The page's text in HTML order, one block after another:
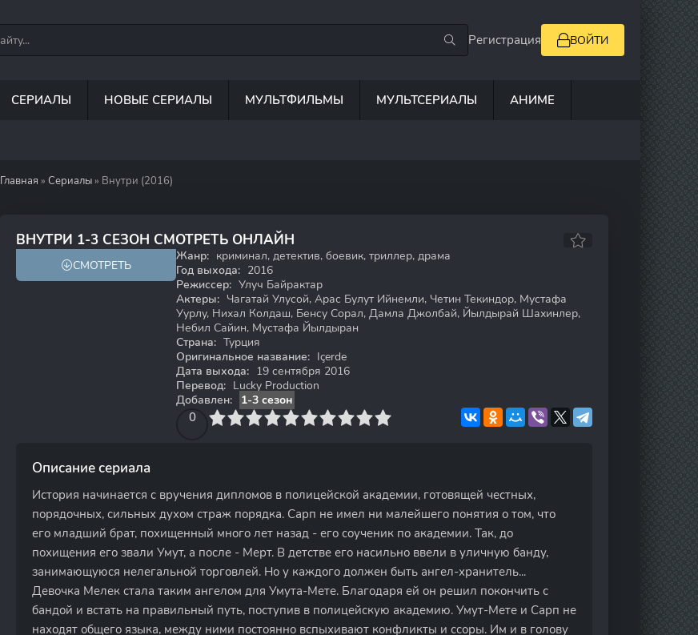
Регистрация ВОЙТИ
СЕРИАЛЫ НОВЫЕ СЕРИАЛЫ МУЛЬТФИЛЬМЫ МУЛЬТСЕРИАЛЫ АНИМЕ
Главная » Сериалы » Внутри (2016)
ВНУТРИ 1-3 СЕЗОН СМОТРЕТЬ ОНЛАЙН
СМОТРЕТЬ
Жанр: криминал, детектив, боевик, триллер, драма
Год выхода: 2016
Режиссер: Улуч Байрактар
Актеры: Чагатай Улусой, Арас Булут Ийнемли, Четин Текиндор, Мустафа
Уурлу, Нихал Колдаш, Бенсу Сорал, Дамла Джолбай, Йылдырай Шахинлер,
Небил Сайин, Мустафа Йылдыран
Страна: Турция
Оригинальное название: Içerde
Дата выхода: 19 сентября 2016
Перевод: Lucky Production
Добавлен:
1-3 сезон
0
4 6 7 8 9 10
Описание сериала
История начинается с вручения дипломов в полицейской академии, готовящей честных,
порядочных, сильных духом страж порядка. Сарп не имел ни малейшего понятия о том, что
его младший брат, похищенный много лет назад - его соученик по академии. Так, до
похищения его звали Умут, а после - Мерт. В детстве его насильно ввели в уличную банду,
занимающуюся нелегальной торговлей. Но у каждого должен быть ангел-хранитель...
Девочка Мелек стала таким ангелом для Умута-Мете. Благодаря ей он решил покончить с
бандой и встать на правильный путь, поступив в полицейскую академию. Умут-Мете и Сарп не
находят общего языка, между ними постоянно вспыхивают конфликты и ссоры. Им и в голову